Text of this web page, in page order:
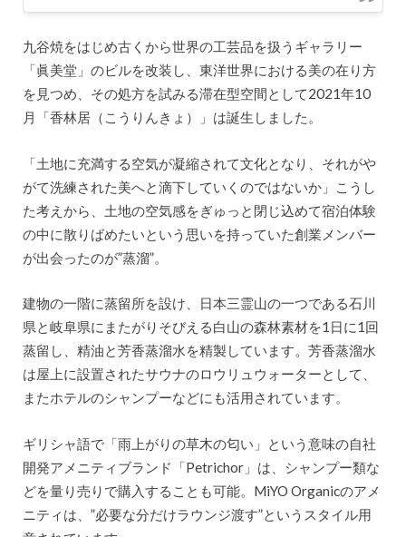
九谷焼をはじめ古くから世界の工芸品を扱うギャラリー
「眞美堂」のビルを改装し、東洋世界における美の在り方
を見つめ、その処方を試みる滞在型空間として2021年10
月「香林居（こうりんきょ）」は誕生しました。
「土地に充満する空気が凝縮されて文化となり、それがや
がて洗練された美へと滴下していくのではないか」こうし
た考えから、土地の空気感をぎゅっと閉じ込めて宿泊体験
の中に散りばめたいという思いを持っていた創業メンバー
が出会ったのが”蒸溜”。
建物の一階に蒸留所を設け、日本三霊山の一つである石川
県と岐阜県にまたがりそびえる白山の森林素材を1日に1回
蒸留し、精油と芳香蒸溜水を精製しています。芳香蒸溜水
は屋上に設置されたサウナのロウリュウォーターとして、
またホテルのシャンプーなどにも活用されています。
ギリシャ語で「雨上がりの草木の匂い」という意味の自社
開発アメニティブランド「Petrichor」は、シャンプー類な
どを量り売りで購入することも可能。MiYO Organicのアメ
ニティは、”必要な分だけラウンジ渡す”というスタイル用